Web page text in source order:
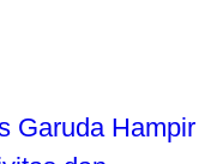
Garuda Hampir